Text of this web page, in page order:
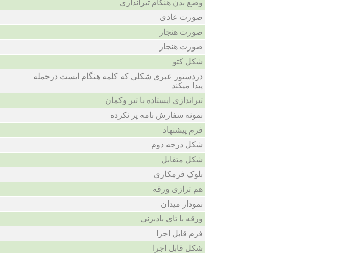
وضع بدن هنگام تیراندازی
صورت عادی
صورت هنجار
صورت هنجار
شکل کتو
دردستور عبری شکلی که کلمه هنگام ایست درجمله
پیدا میکند
تیراندازی ایستاده با تیر وکمان
نمونه سفارش نامه پر نکرده
فرم پیشنهاد
شکل درجه دوم
شکل متقابل
بلوک فرمکاری
هم ترازی ورقه
نمودار میدان
ورقه با تای بادبزنی
فرم قابل اجرا
شکل قابل اجرا